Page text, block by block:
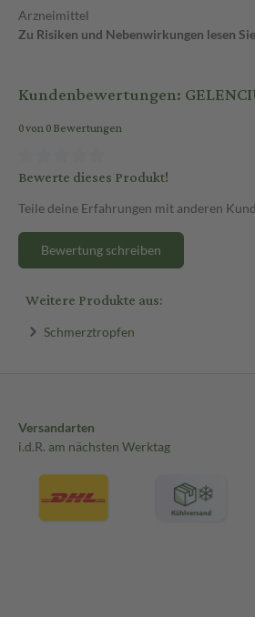
Arzneimittel
Zu Risiken und Nebenwirkungen lesen
Kundenbewertungen:
0 von 0 Bewertungen
Bewerte dieses Produkt!
Teile deine Erfahrungen mit anderen
Bewertung schreiben
Weitere Produkte aus:
Schmerztropfen
Versandarten
i.d.R. am nächsten Werktag